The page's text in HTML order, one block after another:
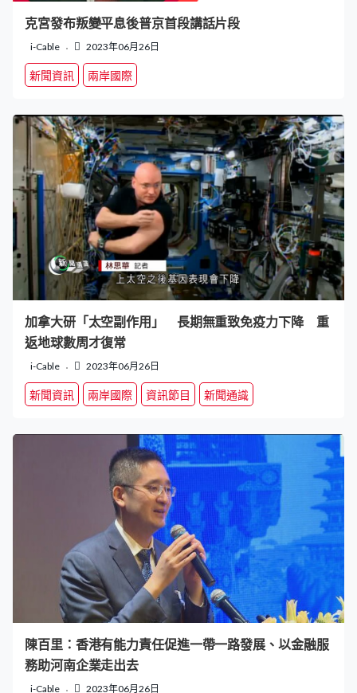
克宮發布叛變平息後普京首段講話片段
i-Cable 2023年06月26日
新聞資訊 兩岸國際
加拿大研「太空副作用」 長期無重致免疫力下降 重
返地球數周才復常
i-Cable 2023年06月26日
新聞資訊 兩岸國際 資訊節目 新聞通識
陳百里：香港有能力責任促進一帶一路發展、以金融服
務助河南企業走出去
i-Cable 2023年06月26日